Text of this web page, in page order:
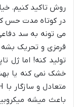
روش تاکید کنیم.
در کوتاه مدت حس
می تونه به سد
قرمزی و تحریک
تولید کنه! اما ژل
باعث میشه